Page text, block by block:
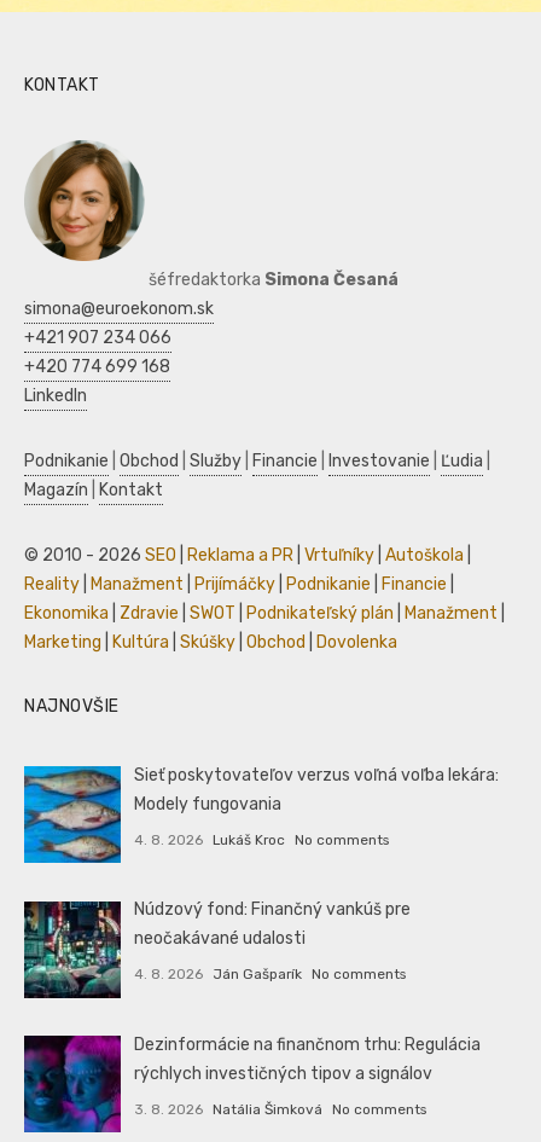
KONTAKT
šéfredaktorka Simona Česaná
simona@euroekonom.sk
+421 907 234 066
+420 774 699 168
LinkedIn
Podnikanie Obchod Služby Financie Investovanie Ľudia
Magazín
Kontakt
© 2010 - 2026 SEO Reklama a PR Vrtuľníky Autoškola
Reality
Manažment Prijímáčky Podnikanie Financie
Ekonomika
Zdravie SWOT Podnikateľský plán Manažment
Marketing
Kultúra Skúšky Obchod Dovolenka
NAJNOVŠIE
Sieť poskytovateľov verzus voľná voľba lekára:
Modely fungovania
4. 8. 2026 Lukáš Kroc No comments
Núdzový fond: Finančný vankúš pre
neočakávané udalosti
4. 8. 2026 Ján Gašparík No comments
Dezinformácie na finančnom trhu: Regulácia
rýchlych investičných tipov a signálov
3. 8. 2026 Natália Šimková No comments